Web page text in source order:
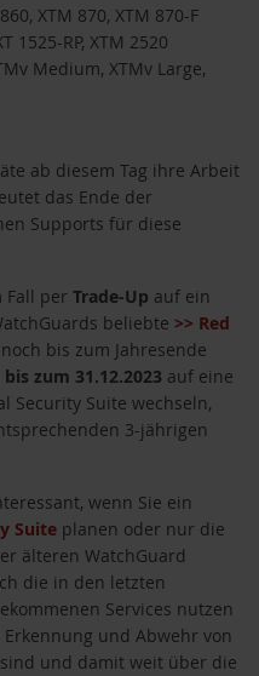
XTM 870, XTM 870-F
1525-RP, XTM 2520
Medium, XTMv Large,
ab diesem Tag ihre Arbeit
das Ende der
Supports für diese
per Trade-Up auf ein
beliebte >> Red
bis zum Jahresende
bis zum 31.12.2023 auf eine
Security Suite wechseln,
3-jährigen
wenn Sie ein
Suite planen oder nur die
älteren WatchGuard
die in den letzten
Services nutzen
und Abwehr von
und damit weit über die